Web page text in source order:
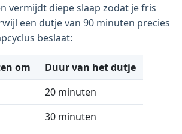
vermijdt diepe slaap zodat je fris
een dutje van 90 minuten precies
beslaat:
om
Duur van het dutje
20 minuten
30 minuten